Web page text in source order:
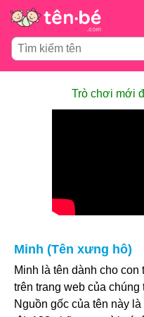
Trò chơi mới
Minh (Tên xưng hô)
Minh là tên dành cho
trên trang web của
Nguồn gốc của tên này